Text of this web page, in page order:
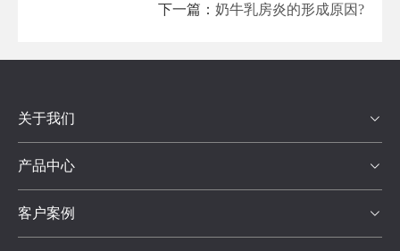
下一篇： 奶牛乳房炎的形成原因?
关于我们 
产品中心 
客户案例 